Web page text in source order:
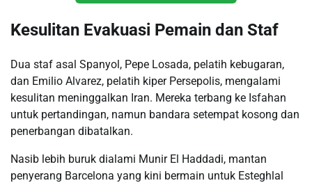
Kesulitan Evakuasi Pemain dan Staf
Dua staf asal Spanyol, Pepe Losada, pelatih kebugaran,
dan Emilio Alvarez, pelatih kiper Persepolis, mengalami
kesulitan meninggalkan Iran. Mereka terbang ke Isfahan
untuk pertandingan, namun bandara setempat kosong dan
penerbangan dibatalkan.
Nasib lebih buruk dialami Munir El Haddadi, mantan
penyerang Barcelona yang kini bermain untuk Esteghlal